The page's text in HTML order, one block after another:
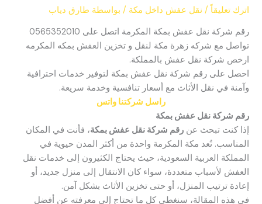
اترك تعليقاً / نقل عفش داخل مكة / بواسطة طارق دياب
رقم شركة نقل عفش بمكة المكرمة اتصل على 0565352010
تواصل مع شركه زهرة مكة لنقل و تخزين العفش بمكه المكرمه
ارخص شركة نقل عفش بالمملكة.
احصل على رقم شركة نقل عفش بمكة لتوفير خدمات احترافية
وآمنة في نقل الأثاث مع أسعار تنافسية وخدمة سريعة.
راسل شركتنا واتس
رقم شركة نقل عفش بمكة
إذا كنت تبحث عنرقم شركة نقل عفش بمكة، فأنت في المكان
المناسب. تُعد مكة المكرمة واحدة من أكثر المدن حيوية في
المملكة العربية السعودية، حيث يحتاج الكثيرون إلى خدمات نقل
العفش لأسباب متعددة، سواء كان الانتقال إلى منزل جديد، أو
إعادة ترتيب المنزل، أو حتى تخزين الأثاث بشكل آمن.
في هذه المقالة، سنغطي كل ما تحتاج إلى معرفته عن أفضل